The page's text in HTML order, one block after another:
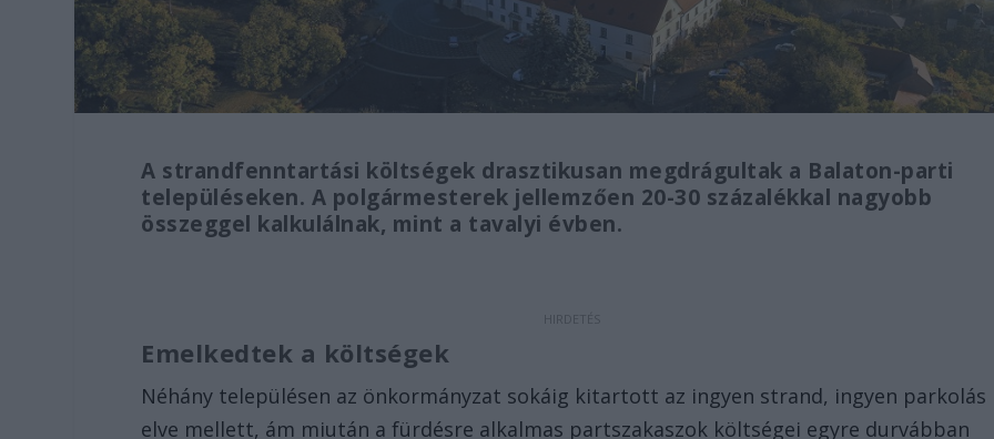
A strandfenntartási költségek drasztikusan megdrágultak a Balaton-parti
településeken. A polgármesterek jellemzően 20-30 százalékkal nagyobb
összeggel kalkulálnak, mint a tavalyi évben.
Emelkedtek a költségek
Néhány településen az önkormányzat sokáig kitartott az ingyen strand, ingyen parkolás
elve mellett, ám miután a fürdésre alkalmas partszakaszok költségei egyre durvábban